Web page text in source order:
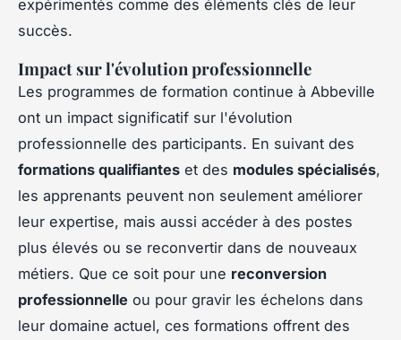
expérimentés comme des éléments clés de leur
succès.
Impact sur l'évolution professionnelle
Les programmes de formation continue à Abbeville
ont un impact significatif sur l'évolution
professionnelle des participants. En suivant des
formations qualifiantes et des modules spécialisés,
les apprenants peuvent non seulement améliorer
leur expertise, mais aussi accéder à des postes
plus élevés ou se reconvertir dans de nouveaux
métiers. Que ce soit pour une reconversion
professionnelle ou pour gravir les échelons dans
leur domaine actuel, ces formations offrent des